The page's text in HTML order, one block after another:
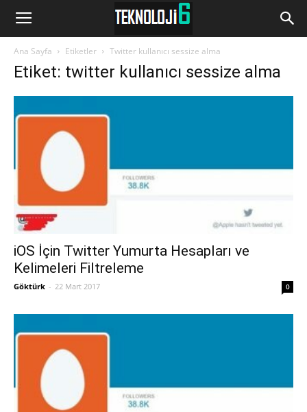
www.Teknoloji6.com
Ana Sayfa Etiketler Twitter kullanıcı sessize alma
Etiket: twitter kullanıcı sessize alma
iOS İçin Twitter Yumurta Hesapları ve
Kelimeleri Filtreleme
Göktürk - 22 Mart 2017 0